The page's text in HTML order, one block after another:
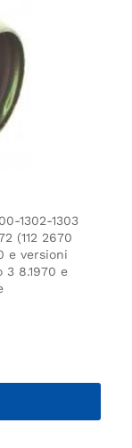
1302-1303
(112 2670
e versioni
3 8.1970 e